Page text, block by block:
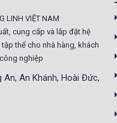
nghiệp
Còn hàng
70 Lít
LINH VIỆT NAM
cung cấp và lắp đặt hệ
thể cho nhà hàng, khách
nghiệp
An Khánh, Hoài Đức,